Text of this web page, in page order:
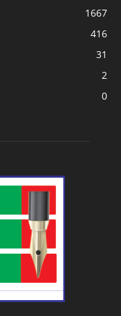
1667
416
31
2
0